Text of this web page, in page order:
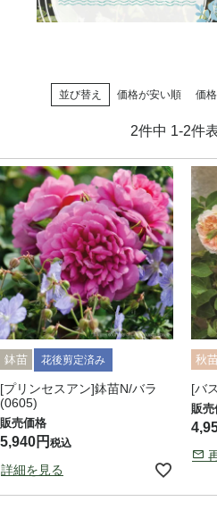
並び替え 価格が安い順 価
2件中 1-2件
鉢苗 花後剪定済み
[プリンセスアン]鉢苗N/バラ
(0605)
5,940 税込
詳細を見る
秋
[バ